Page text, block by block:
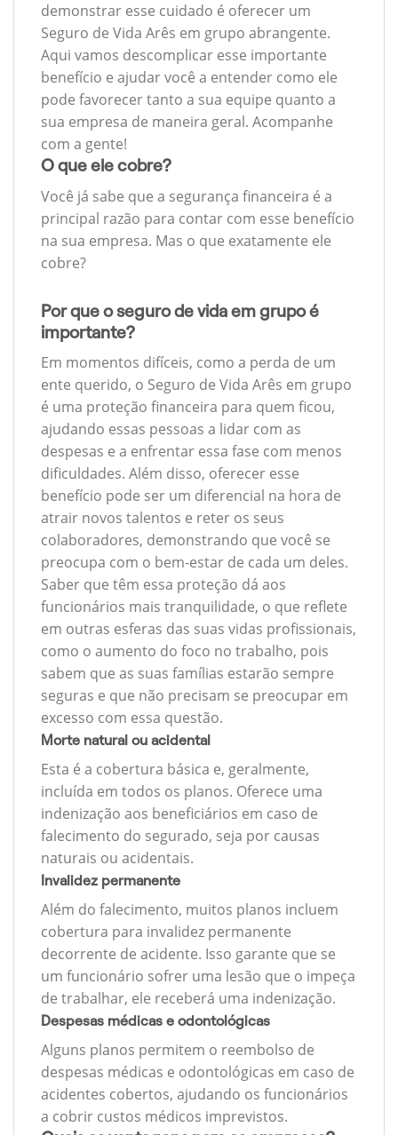
demonstrar esse cuidado é oferecer um
Seguro de Vida Arês em grupo abrangente.
Aqui vamos descomplicar esse importante
benefício e ajudar você a entender como ele
pode favorecer tanto a sua equipe quanto a
sua empresa de maneira geral. Acompanhe
com a gente!
O que ele cobre?
Você já sabe que a segurança financeira é a
principal razão para contar com esse benefício
na sua empresa. Mas o que exatamente ele
cobre?
Por que o seguro de vida em grupo é
importante?
Em momentos difíceis, como a perda de um
ente querido, o Seguro de Vida Arês em grupo
é uma proteção financeira para quem ficou,
ajudando essas pessoas a lidar com as
despesas e a enfrentar essa fase com menos
dificuldades. Além disso, oferecer esse
benefício pode ser um diferencial na hora de
atrair novos talentos e reter os seus
colaboradores, demonstrando que você se
preocupa com o bem-estar de cada um deles.
Saber que têm essa proteção dá aos
funcionários mais tranquilidade, o que reflete
em outras esferas das suas vidas profissionais,
como o aumento do foco no trabalho, pois
sabem que as suas famílias estarão sempre
seguras e que não precisam se preocupar em
excesso com essa questão.
Morte natural ou acidental
Esta é a cobertura básica e, geralmente,
incluída em todos os planos. Oferece uma
indenização aos beneficiários em caso de
falecimento do segurado, seja por causas
naturais ou acidentais.
Invalidez permanente
Além do falecimento, muitos planos incluem
cobertura para invalidez permanente
decorrente de acidente. Isso garante que se
um funcionário sofrer uma lesão que o impeça
de trabalhar, ele receberá uma indenização.
Despesas médicas e odontológicas
Alguns planos permitem o reembolso de
despesas médicas e odontológicas em caso de
acidentes cobertos, ajudando os funcionários
a cobrir custos médicos imprevistos.